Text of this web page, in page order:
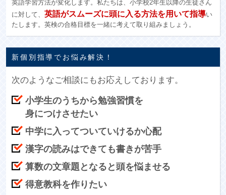
英語学習方法が変化します。私たちは、小学校2年生以降の生徒さん
に対して、英語がスムーズに頭に入る方法を用いて指導い
たします。英検の合格目標を一緒に考えて取り組みましょう。
新個別指導でお悩み解決！
次のようなご相談にもお応えしております。
小学生のうちから勉強習慣を
身につけさせたい
中学に入ってついていけるか心配
漢字の読みはできても書きが苦手
算数の文章題となると頭を悩ませる
得意教科を作りたい